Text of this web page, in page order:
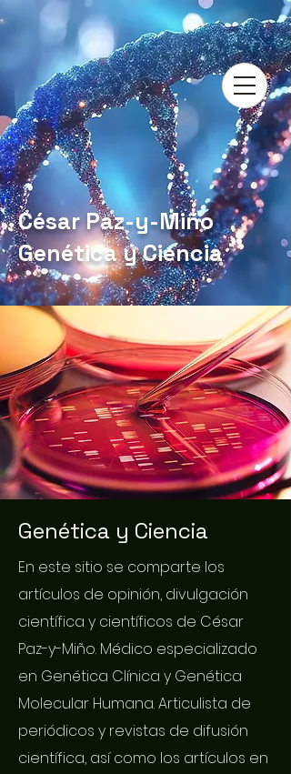
César Paz-y-Miño
Genética y Ciencia
Genética y Ciencia
En este sitio se comparte los
artículos de opinión, divulgación
científica y científicos de César
Paz-y-Miño. Médico especializado
en Genética Clínica y Genética
Molecular Humana. Articulista de
periódicos y revistas de difusión
científica, así como los artículos en